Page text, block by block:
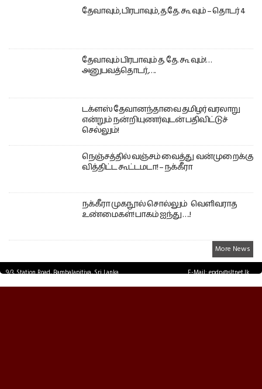
தேவாவும், பிரபாவும், த.தே. கூ வும் – தொடர் 4
தேவாவும் பிரபாவும் த. தே. கூ வும்!…
அனுபவத்தொடர்,….
டக்ளஸ் தேவானந்தாவை தமிழர் வரலாறு
என்றும் நன்றியுணர்வுடன் பதிவிட்டுச்
செல்லும்!
நெஞ்சத்தில் வஞ்சம் வைத்து வன்முறைக்கு
வித்திட்ட கூட்டமடா! – நக்கீரா
நக்கீரா முகநூல் சொல்லும் வெளிவராத
உண்மைகள்! பாகம் ஐந்து ….!
More News
9/3, Station Road, Bambalapitiya, Sri Lanka.
E-Mail: epdp@sltnet.lk